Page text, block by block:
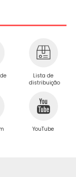
Lista de
distribuição
YouTube